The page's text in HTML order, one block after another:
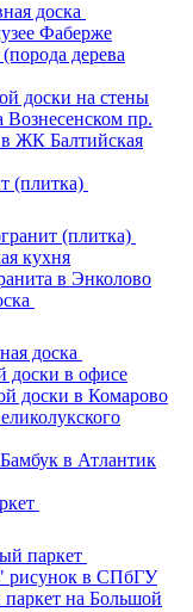
доска
Фаберже
дерева
доски на стены
пр.
ЖК Балтийская
(плитка)
(плитка)
кухня
в Энколово
доска
доски в офисе
доски в Комарово
в Атлантик
паркет
рисунок в СПбГУ
на Большой